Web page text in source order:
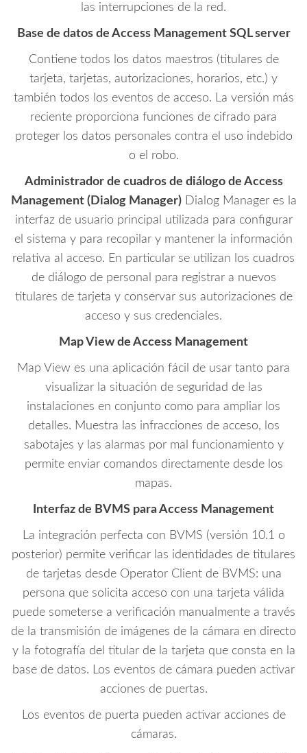
las interrupciones de la red.
Base de datos de Access Management SQL server
Contiene todos los datos maestros (titulares de
tarjeta, tarjetas, autorizaciones, horarios, etc.) y
también todos los eventos de acceso. La versión más
reciente proporciona funciones de cifrado para
proteger los datos personales contra el uso indebido
o el robo.
Administrador de cuadros de diálogo de Access
Management (Dialog Manager)Dialog Manager es la
interfaz de usuario principal utilizada para configurar
el sistema y para recopilar y mantener la información
relativa al acceso. En particular se utilizan los cuadros
de diálogo de personal para registrar a nuevos
titulares de tarjeta y conservar sus autorizaciones de
acceso y sus credenciales.
Map View de Access Management
Map View es una aplicación fácil de usar tanto para
visualizar la situación de seguridad de las
instalaciones en conjunto como para ampliar los
detalles. Muestra las infracciones de acceso, los
sabotajes y las alarmas por mal funcionamiento y
permite enviar comandos directamente desde los
mapas.
Interfaz de BVMS para Access Management
La integración perfecta con BVMS (versión 10.1 o
posterior) permite verificar las identidades de titulares
de tarjetas desde Operator Client de BVMS: una
persona que solicita acceso con una tarjeta válida
puede someterse a verificación manualmente a través
de la transmisión de imágenes de la cámara en directo
y la fotografía del titular de la tarjeta que consta en la
base de datos. Los eventos de cámara pueden activar
acciones de puertas.
Los eventos de puerta pueden activar acciones de
cámaras.